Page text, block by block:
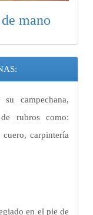
mano
campechana,
rubros como:
cuero, carpintería
en el pie de